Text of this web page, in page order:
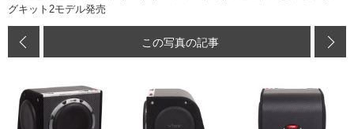
グキット2モデル発売
この写真の記事